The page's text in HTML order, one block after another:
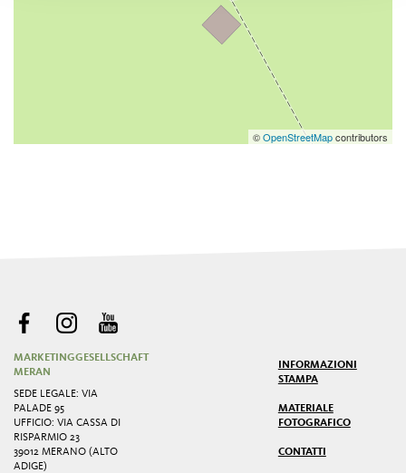
©OpenStreetMapcontributors
MARKETINGGESELLSCHAFT
MERAN
SEDE LEGALE: VIA
PALADE 95
UFFICIO: VIA CASSA DI
RISPARMIO 23
39012 MERANO (ALTO
ADIGE)
INFORMAZIONI
STAMPA
MATERIALE
FOTOGRAFICO
CONTATTI